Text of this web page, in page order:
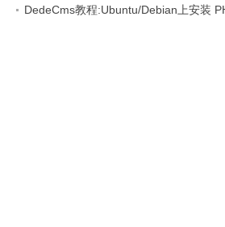
器环境(CentOS篇)
DedeCms教程:Ubuntu/Debian上安装